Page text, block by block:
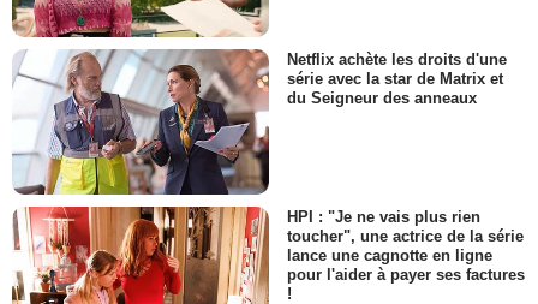
Netflix achète les droits d'une
série avec la star de Matrix et
du Seigneur des anneaux
HPI : "Je ne vais plus rien
toucher", une actrice de la série
lance une cagnotte en ligne
pour l'aider à payer ses factures
!